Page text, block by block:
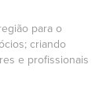
para o
criando
e profissionais